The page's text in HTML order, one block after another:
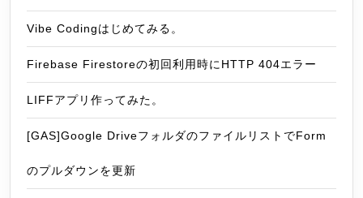
Vibe Codingはじめてみる。
Firebase Firestoreの初回利用時にHTTP 404エラー
LIFFアプリ作ってみた。
[GAS]Google DriveフォルダのファイルリストでForm
のプルダウンを更新